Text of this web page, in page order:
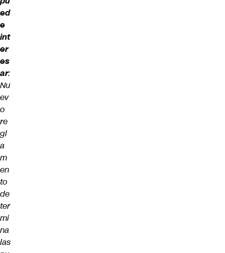
ed
e
int
er
es
ar:
Nu
ev
o
re
gl
a
m
en
to
de
ter
mi
na
las